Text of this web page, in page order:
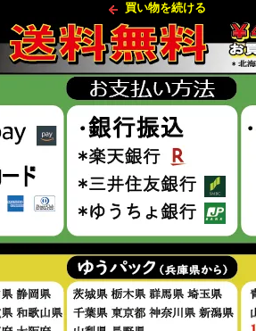
買い物を続ける